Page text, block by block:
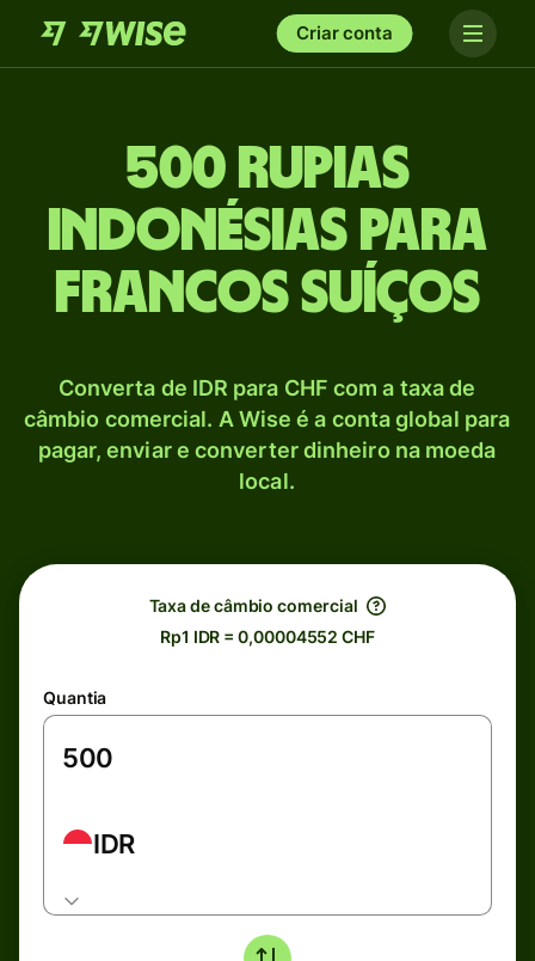
Criar conta
500 Rupias
indonésias para
Francos suíços
Converta de IDR para CHF com a taxa de
câmbio comercial. A Wise é a conta global para
pagar, enviar e converter dinheiro na moeda
local.
Taxa de câmbio comercial
Rp1 IDR = 0,00004552 CHF
Quantia
IDR